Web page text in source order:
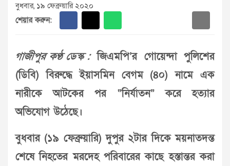
বুধবার, ১৯ ফেব্রুয়ারি ২০২০
শেয়ার করুন:
গাজীপুর কণ্ঠ ডেস্ক :জিএমপি’র গোয়েন্দা পুলিশের
(ডিবি) বিরুদ্ধে ইয়াসমিন বেগম (৪০) নামে এক
নারীকে আটকের পর “নির্যাতন” করে হত্যার
অভিযোগ উঠেছে।
বুধবার (১৯ ফেব্রুয়ারি) দুপুর ২টার দিকে ময়নাতদন্ত
শেষে নিহতের মরদেহ পরিবারের কাছে হস্তান্তর করা